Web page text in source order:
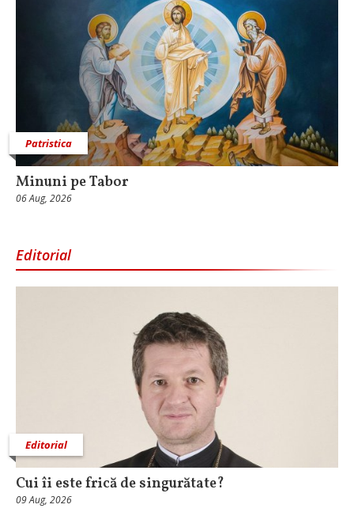
Patristica
Minuni pe Tabor
06 Aug, 2026
Editorial
Editorial
Cui îi este frică de singurătate?
09 Aug, 2026